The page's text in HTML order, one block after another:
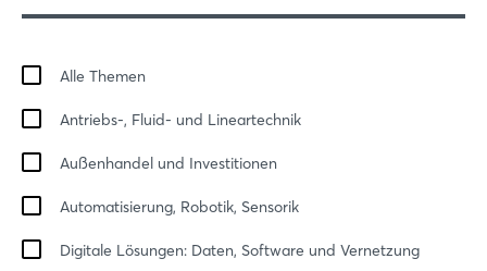
Alle Themen
Antriebs-, Fluid- und Lineartechnik
Außenhandel und Investitionen
Automatisierung, Robotik, Sensorik
Digitale Lösungen: Daten, Software und Vernetzung
Login